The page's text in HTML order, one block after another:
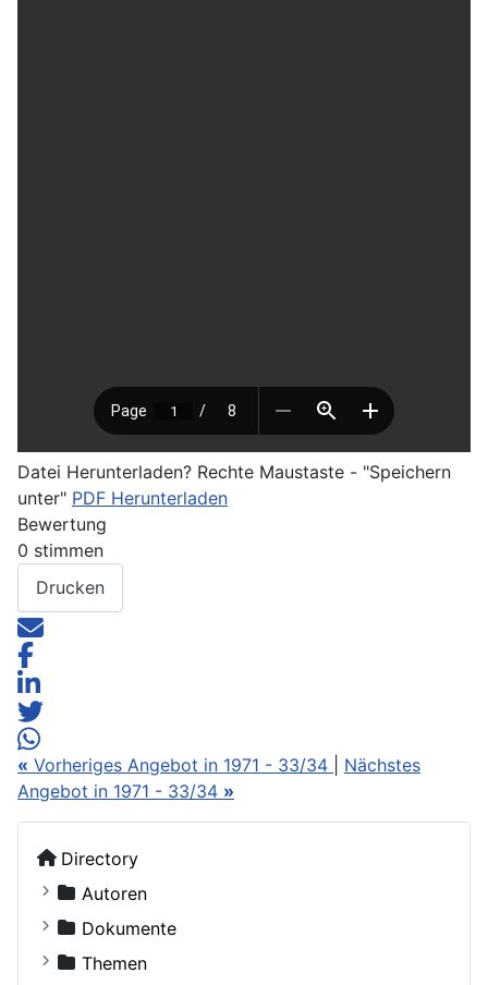
Directory
Autoren
Kostiuczuk, Jakub, Bischof von Białystok und
Ohne Autor
Dokumente
Russische Orthodoxe Kirche
Themen
Datei Herunterladen? Rechte Maustaste - "Speichern
unter" PDF Herunterladen
Bewertung
0 stimmen
Drucken
« Vorheriges Angebot in 1971 - 33/34
Nächstes
Angebot in 1971 - 33/34 »